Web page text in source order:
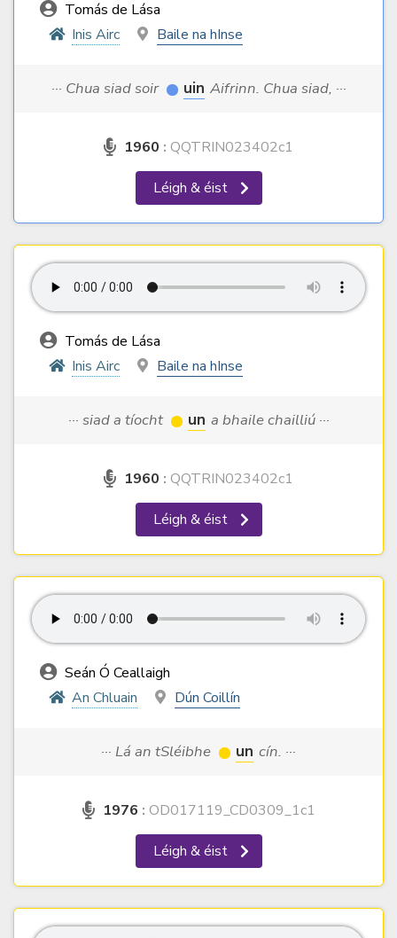
Tomás de Lása
Inis Airc
Baile na hInse
··· Chua siad soir uin Aifrinn. Chua siad, ···
1960 : QQTRIN023402c1
Léigh & éist
Tomás de Lása
Inis Airc
Baile na hInse
··· siad a tíocht un a bhaile chailliú ···
1960 : QQTRIN023402c1
Léigh & éist
Seán Ó Ceallaigh
An Chluain
Dún Coillín
··· Lá an tSléibhe un cín. ···
1976 : OD017119_CD0309_1c1
Léigh & éist